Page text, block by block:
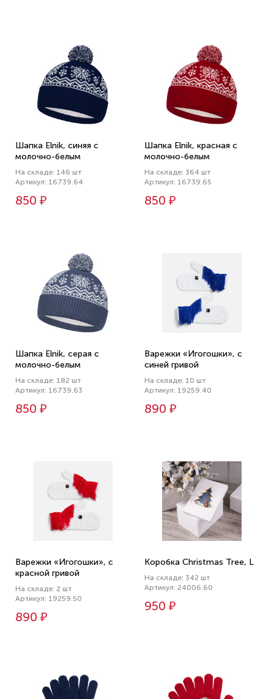
Шапка Elnik, синяя с
молочно-белым
На складе: 146 шт
Артикул: 16739.64
850 ₽
Шапка Elnik, красная с
молочно-белым
На складе: 364 шт
Артикул: 16739.65
850 ₽
Шапка Elnik, серая с
молочно-белым
На складе: 182 шт
Артикул: 16739.63
850 ₽
Варежки «Игогошки», с
синей гривой
На складе: 10 шт
Артикул: 19259.40
890 ₽
Варежки «Игогошки», с
красной гривой
На складе: 2 шт
Артикул: 19259.50
890 ₽
Коробка Christmas Tree, L
На складе: 342 шт
Артикул: 24006.60
950 ₽